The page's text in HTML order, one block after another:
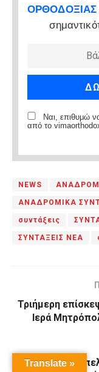
ΟΡΘΟΔΟΞΙΑΣ
Ναι, επιθυμώ
από το
NEWS
ΑΝΑΔΡΟΜΙΚΑ
συντάξεις
ΣΥΝΤΑΞΕΙΣ ΝΕΑ
Τριήμερη
Ιερά
Φρέντι
Translate »